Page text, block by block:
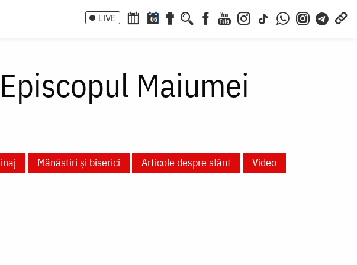
LIVE 06
Maiumei
Mănăstiri și biserici Articole despre sfânt
Video